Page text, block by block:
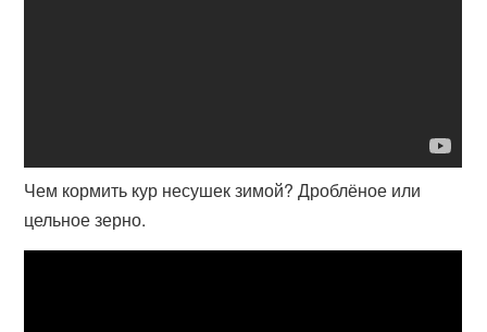
Чем кормить кур несушек зимой? Дроблёное или
цельное зерно.